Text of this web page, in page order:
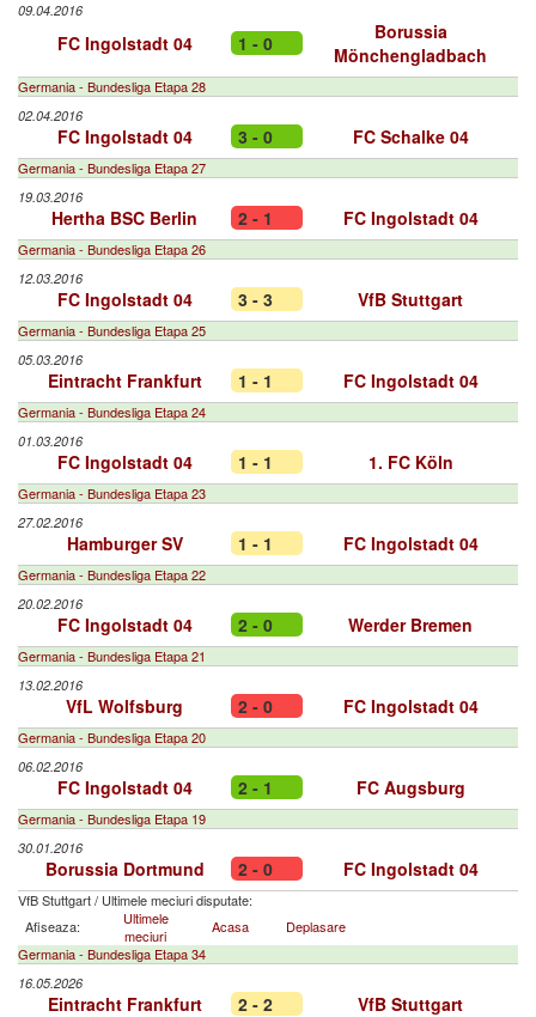
09.04.2016
FC Ingolstadt 04 1 - 0
Borussia
Mönchengladbach
Germania - Bundesliga Etapa 28
02.04.2016
FC Ingolstadt 04 3 - 0 FC Schalke 04
Germania - Bundesliga Etapa 27
19.03.2016
Hertha BSC Berlin 2 - 1 FC Ingolstadt 04
Germania - Bundesliga Etapa 26
12.03.2016
FC Ingolstadt 04 3 - 3 VfB Stuttgart
Germania - Bundesliga Etapa 25
05.03.2016
Eintracht Frankfurt 1 - 1 FC Ingolstadt 04
Germania - Bundesliga Etapa 24
01.03.2016
FC Ingolstadt 04 1 - 1 1. FC Köln
Germania - Bundesliga Etapa 23
27.02.2016
Hamburger SV 1 - 1 FC Ingolstadt 04
Germania - Bundesliga Etapa 22
20.02.2016
FC Ingolstadt 04 2 - 0 Werder Bremen
Germania - Bundesliga Etapa 21
13.02.2016
VfL Wolfsburg 2 - 0 FC Ingolstadt 04
Germania - Bundesliga Etapa 20
06.02.2016
FC Ingolstadt 04 2 - 1 FC Augsburg
Germania - Bundesliga Etapa 19
30.01.2016
Borussia Dortmund 2 - 0 FC Ingolstadt 04
VfB Stuttgart/ Ultimele meciuri disputate:
Afiseaza:
Ultimele
meciuri
Acasa
Deplasare
Germania - Bundesliga Etapa 34
16.05.2026
Eintracht Frankfurt 2 - 2 VfB Stuttgart